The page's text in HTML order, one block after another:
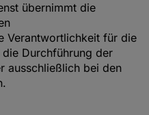
übernimmt die
Verantwortlichkeit für die
Durchführung der
ausschließlich bei den